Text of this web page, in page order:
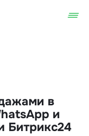
в
и
Битрикс24